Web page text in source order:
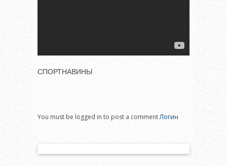
СПОРТНАВИНЫ
You must be logged in to post a commentЛогин